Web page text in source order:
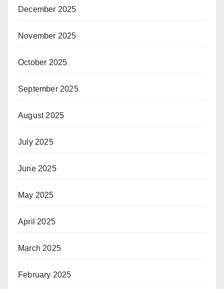
December 2025
November 2025
October 2025
September 2025
August 2025
July 2025
June 2025
May 2025
April 2025
March 2025
February 2025